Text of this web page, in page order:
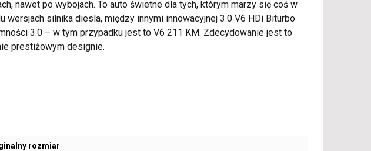
nawet po wybojach. To auto świetne dla tych, którym marzy się coś w
silnika diesla, między innymi innowacyjnej 3.0 V6 HDi Biturbo
3.0 – w tym przypadku jest to V6 211 KM. Zdecydowanie jest to
prestiżowym designie.
rozmiar